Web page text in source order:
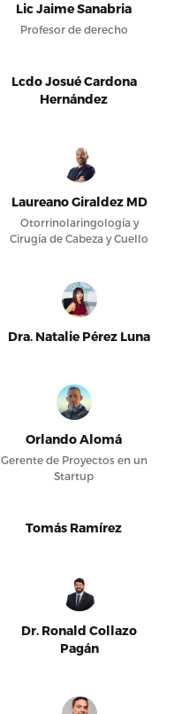
Lic Jaime Sanabria
Profesor de derecho
Lcdo Josué Cardona
Hernández
Laureano Giraldez MD
Otorrinolaringología y
Cirugía de Cabeza y Cuello
Dra. Natalie Pérez Luna
Orlando Alomá
Gerente de Proyectos en un
Startup
Tomás Ramírez
Dr. Ronald Collazo
Pagán